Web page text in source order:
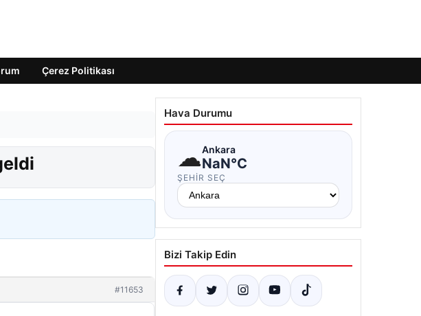
Çerez Politikası
#11653
Hava Durumu
☁Ankara
NaN°C
ŞEHIR SEÇ
Bizi Takip Edin